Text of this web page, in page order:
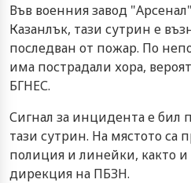
Във военния завод
Казанлък, тази сутрин е
последван от пожар. По
има пострадали хора,
БГНЕС.
Сигнал за инцидента е бил
тази сутрин. На мястото са
полиция и линейки, както
дирекция на ПБЗН.